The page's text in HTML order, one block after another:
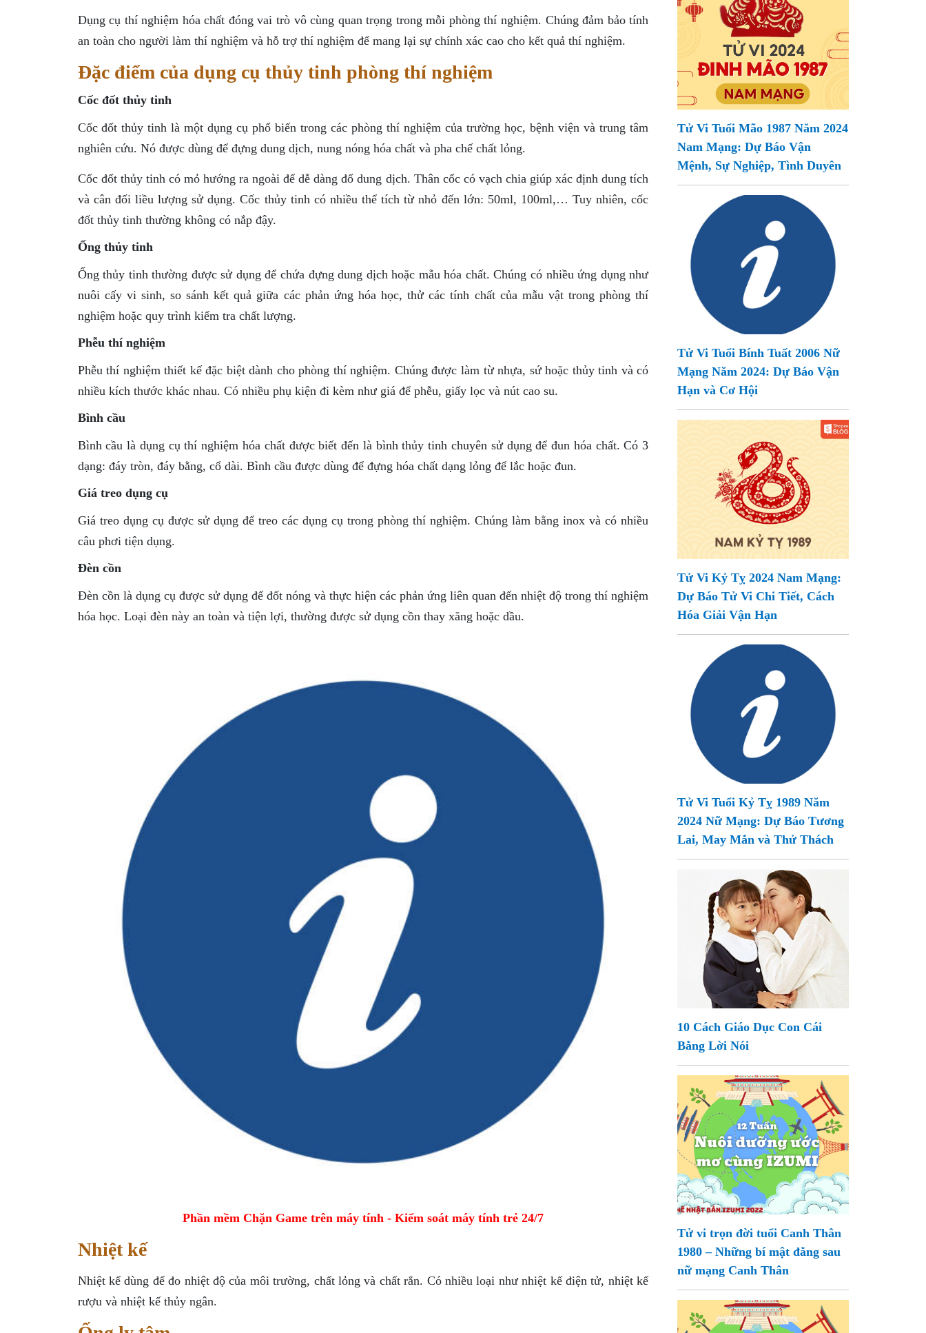
Dụng cụ thí nghiệm hóa chất đóng vai trò vô cùng quan trọng trong mỗi phòng thí nghiệm. Chúng đảm bảo tính
an toàn cho người làm thí nghiệm và hỗ trợ thí nghiệm để mang lại sự chính xác cao cho kết quả thí nghiệm.
Đặc điểm của dụng cụ thủy tinh phòng thí nghiệm
Cốc đốt thủy tinh
Cốc đốt thủy tinh là một dụng cụ phổ biến trong các phòng thí nghiệm của trường học, bệnh viện và trung tâm
nghiên cứu. Nó được dùng để đựng dung dịch, nung nóng hóa chất và pha chế chất lỏng.
Cốc đốt thủy tinh có mỏ hướng ra ngoài để dễ dàng đổ dung dịch. Thân cốc có vạch chia giúp xác định dung tích
và cân đối liều lượng sử dụng. Cốc thủy tinh có nhiều thể tích từ nhỏ đến lớn: 50ml, 100ml,… Tuy nhiên, cốc
đốt thủy tinh thường không có nắp đậy.
Ống thủy tinh
Ống thủy tinh thường được sử dụng để chứa đựng dung dịch hoặc mẫu hóa chất. Chúng có nhiều ứng dụng như
nuôi cấy vi sinh, so sánh kết quả giữa các phản ứng hóa học, thử các tính chất của mẫu vật trong phòng thí
nghiệm hoặc quy trình kiểm tra chất lượng.
Phễu thí nghiệm
Phễu thí nghiệm thiết kế đặc biệt dành cho phòng thí nghiệm. Chúng được làm từ nhựa, sứ hoặc thủy tinh và có
nhiều kích thước khác nhau. Có nhiều phụ kiện đi kèm như giá để phễu, giấy lọc và nút cao su.
Bình cầu
Bình cầu là dụng cụ thí nghiệm hóa chất được biết đến là bình thủy tinh chuyên sử dụng để đun hóa chất. Có 3
dạng: đáy tròn, đáy bằng, cổ dài. Bình cầu được dùng để đựng hóa chất dạng lỏng để lắc hoặc đun.
Giá treo dụng cụ
Giá treo dụng cụ được sử dụng để treo các dụng cụ trong phòng thí nghiệm. Chúng làm bằng inox và có nhiều
câu phơi tiện dụng.
Đèn cồn
Đèn cồn là dụng cụ được sử dụng để đốt nóng và thực hiện các phản ứng liên quan đến nhiệt độ trong thí nghiệm
hóa học. Loại đèn này an toàn và tiện lợi, thường được sử dụng cồn thay xăng hoặc dầu.
Phần mềm Chặn Game trên máy tính - Kiểm soát máy tính trẻ 24/7
Nhiệt kế
Nhiệt kế dùng để đo nhiệt độ của môi trường, chất lỏng và chất rắn. Có nhiều loại như nhiệt kế điện tử, nhiệt kế
rượu và nhiệt kế thủy ngân.
Tử Vi Tuổi Mão 1987 Năm 2024
Nam Mạng: Dự Báo Vận
Mệnh, Sự Nghiệp, Tình Duyên
Tử Vi Tuổi Bính Tuất 2006 Nữ
Mạng Năm 2024: Dự Báo Vận
Hạn và Cơ Hội
Tử Vi Kỷ Tỵ 2024 Nam Mạng:
Dự Báo Tử Vi Chi Tiết, Cách
Hóa Giải Vận Hạn
Tử Vi Tuổi Kỷ Tỵ 1989 Năm
2024 Nữ Mạng: Dự Báo Tương
Lai, May Mắn và Thử Thách
10 Cách Giáo Dục Con Cái
Bằng Lời Nói
Tử vi trọn đời tuổi Canh Thân
1980 – Những bí mật đằng sau
nữ mạng Canh Thân